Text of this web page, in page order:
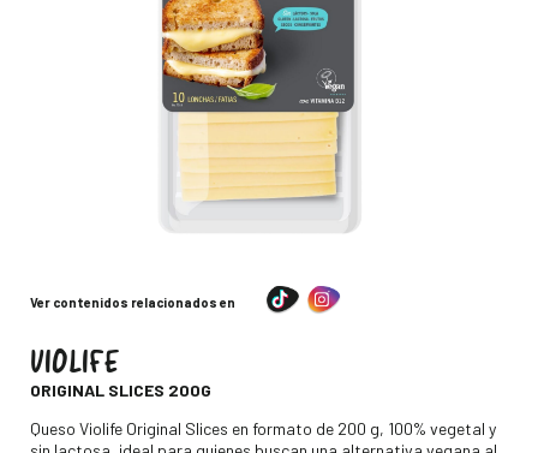
Ver contenidos relacionados en
VIOLIFE
ORIGINAL SLICES 200G
Descripción
Queso Violife Original Slices en formato de 200 g, 100% vegetal y